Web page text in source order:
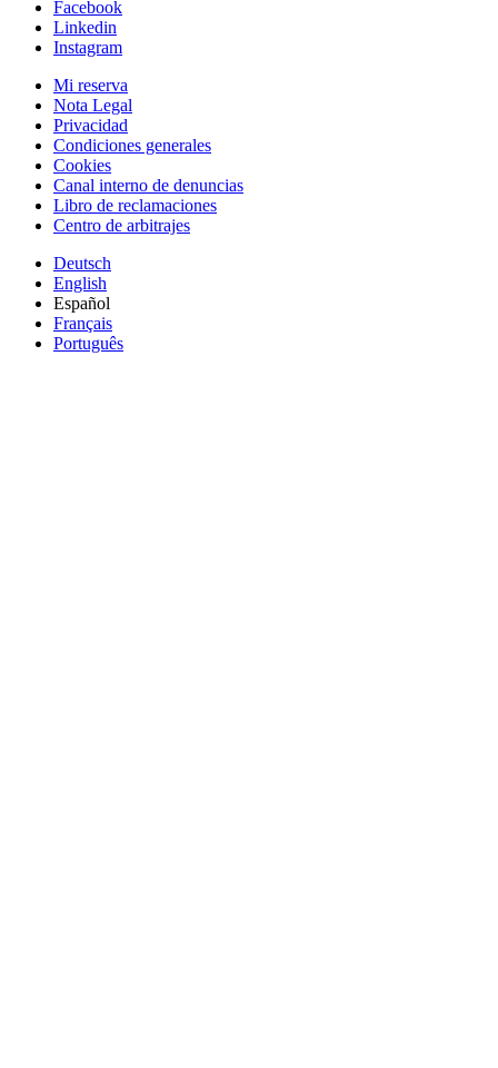
Facebook
Linkedin
Instagram
Mi reserva
Nota Legal
Privacidad
Condiciones generales
Cookies
Canal interno de denuncias
Libro de reclamaciones
Centro de arbitrajes
Deutsch
English
Español
Français
Português